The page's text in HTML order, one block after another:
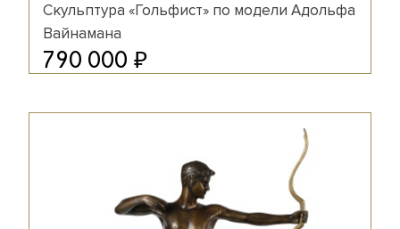
Скульптура «Гольфист» по модели Адольфа
Вайнамана
790 000 ₽